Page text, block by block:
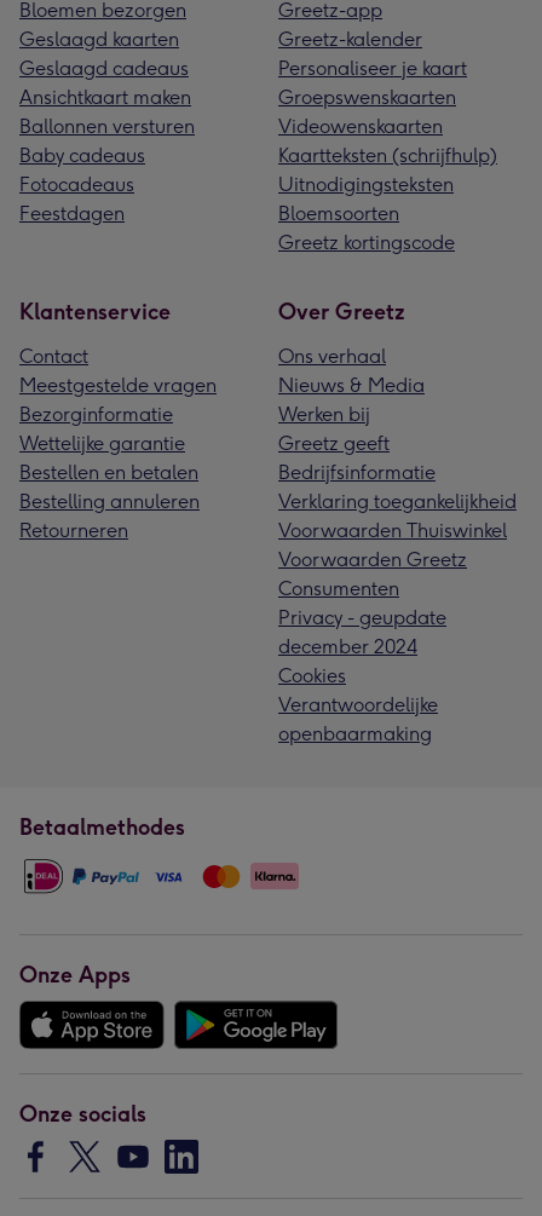
Bloemen bezorgen
Geslaagd kaarten
Geslaagd cadeaus
Ansichtkaart maken
Ballonnen versturen
Baby cadeaus
Fotocadeaus
Feestdagen
Greetz-app
Greetz-kalender
Personaliseer je kaart
Groepswenskaarten
Videowenskaarten
Kaartteksten (schrijfhulp)
Uitnodigingsteksten
Bloemsoorten
Greetz kortingscode
Klantenservice
Contact
Meestgestelde vragen
Bezorginformatie
Wettelijke garantie
Bestellen en betalen
Bestelling annuleren
Retourneren
Over Greetz
Ons verhaal
Nieuws & Media
Werken bij
Greetz geeft
Bedrijfsinformatie
Verklaring toegankelijkheid
Voorwaarden Thuiswinkel
Voorwaarden Greetz
Consumenten
Privacy - geupdate
december 2024
Cookies
Verantwoordelijke
openbaarmaking
Betaalmethodes
Onze Apps
Onze socials